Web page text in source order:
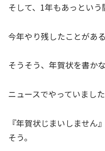
そして、1年もあっという
今年やり残したことがあ
そうそう、年賀状を書か
ニュースでやっていまし
『年賀状じまいしません
そう。